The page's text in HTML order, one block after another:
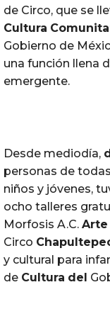
de Circo, que se
Cultura
Gobierno de
una función llena
emergente.
Desde mediodía,
personas de
niños y jóvenes,
ocho talleres
Morfosis A.C. Arte
Circo
y cultural para
de Cultura del